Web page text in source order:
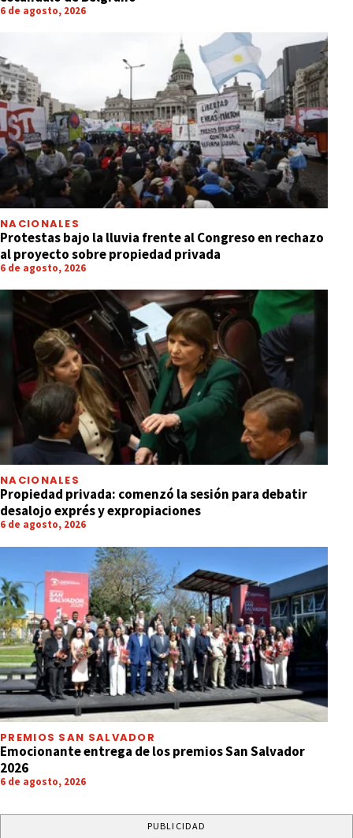
6 de agosto, 2026
NACIONALES
Protestas bajo la lluvia frente al Congreso en rechazo
al proyecto sobre propiedad privada
6 de agosto, 2026
NACIONALES
Propiedad privada: comenzó la sesión para debatir
desalojo exprés y expropiaciones
6 de agosto, 2026
PREMIOS SAN SALVADOR
Emocionante entrega de los premios San Salvador
2026
6 de agosto, 2026
PUBLICIDAD